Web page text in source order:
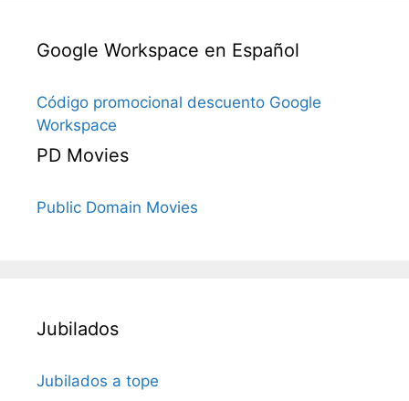
Google Workspace en Español
Código promocional descuento Google
Workspace
PD Movies
Public Domain Movies
Jubilados
Jubilados a tope